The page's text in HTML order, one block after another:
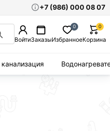
+7 (986) 000 08 07
ВойтиЗаказыИзбранное
0
Корзина
0